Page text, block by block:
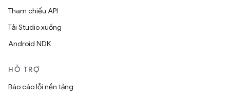
Tham chiếu API
Tải Studio xuống
Android NDK
HỖ TRỢ
Báo cáo lỗi nền tảng